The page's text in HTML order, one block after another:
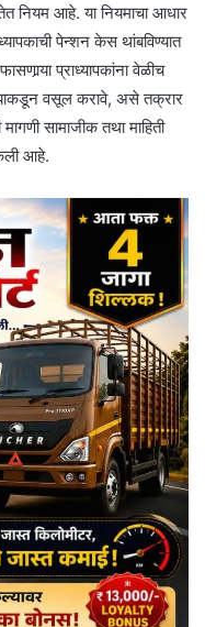
नियम आहे. या नियमाचा आधार
पेन्शन केस थांबविण्यात
प्राध्यापकांना वेळीच
वसूल करावे, असे तक्रार
सामाजीक तथा माहिती
आहे.